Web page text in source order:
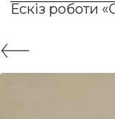
Твори
Контакти
Ескіз роботи